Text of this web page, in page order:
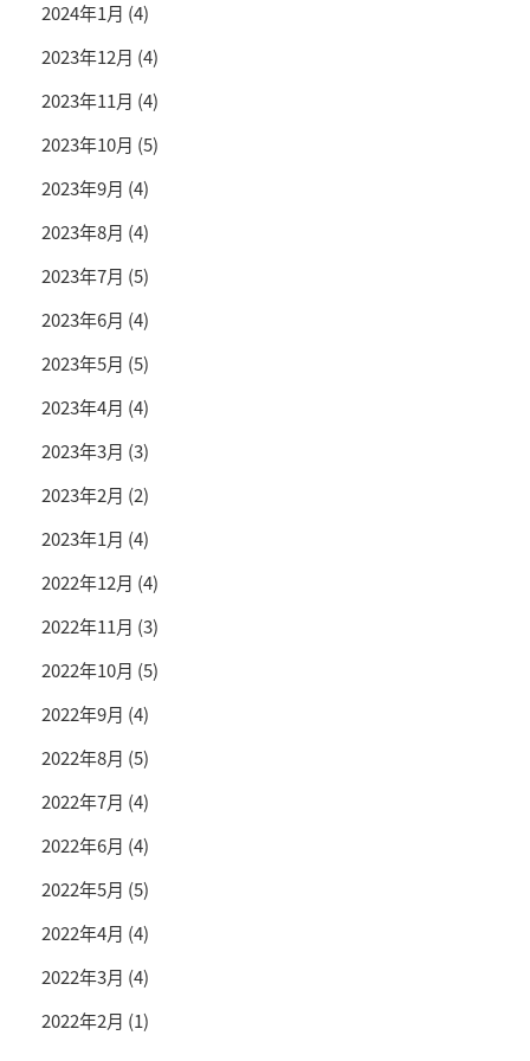
2024年1月 (4)
2023年12月 (4)
2023年11月 (4)
2023年10月 (5)
2023年9月 (4)
2023年8月 (4)
2023年7月 (5)
2023年6月 (4)
2023年5月 (5)
2023年4月 (4)
2023年3月 (3)
2023年2月 (2)
2023年1月 (4)
2022年12月 (4)
2022年11月 (3)
2022年10月 (5)
2022年9月 (4)
2022年8月 (5)
2022年7月 (4)
2022年6月 (4)
2022年5月 (5)
2022年4月 (4)
2022年3月 (4)
2022年2月 (1)